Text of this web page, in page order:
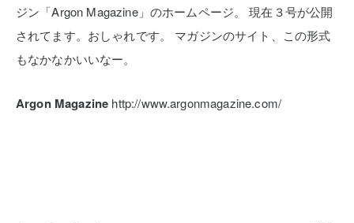
ジン「Argon Magazine」のホームページ。
現在３号が公開
されてます。おしゃれです。
マガジンのサイト、この形式
もなかなかいいなー。
Argon Magazine http://www.argonmagazine.com/